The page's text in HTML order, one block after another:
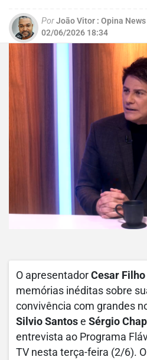
PorJoão Vitor : Opina
02/06/2026 18:34
O apresentador Cesar Filho
memórias inéditas sobre
convivência com grandes
Silvio Santos e Sérgio
entrevista ao Programa
TV nesta terça-feira (2/6).